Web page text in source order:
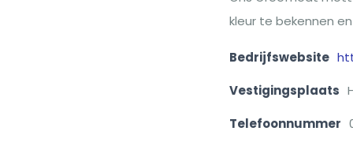
kleur te bekennen
Bedrijfswebsite
Vestigingsplaats
Telefoonnummer